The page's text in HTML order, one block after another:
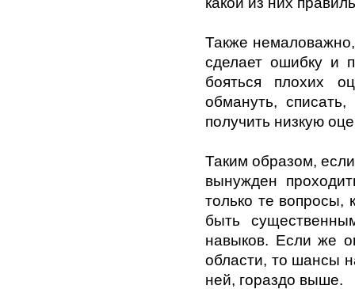
Также немаловажно,
сделает ошибку и
бояться плохих
обмануть,
получить низкую
Таким образом,
вынужден
только те вопросы,
быть
навыков. Если же
области, то шансы
ней, гораздо выше.